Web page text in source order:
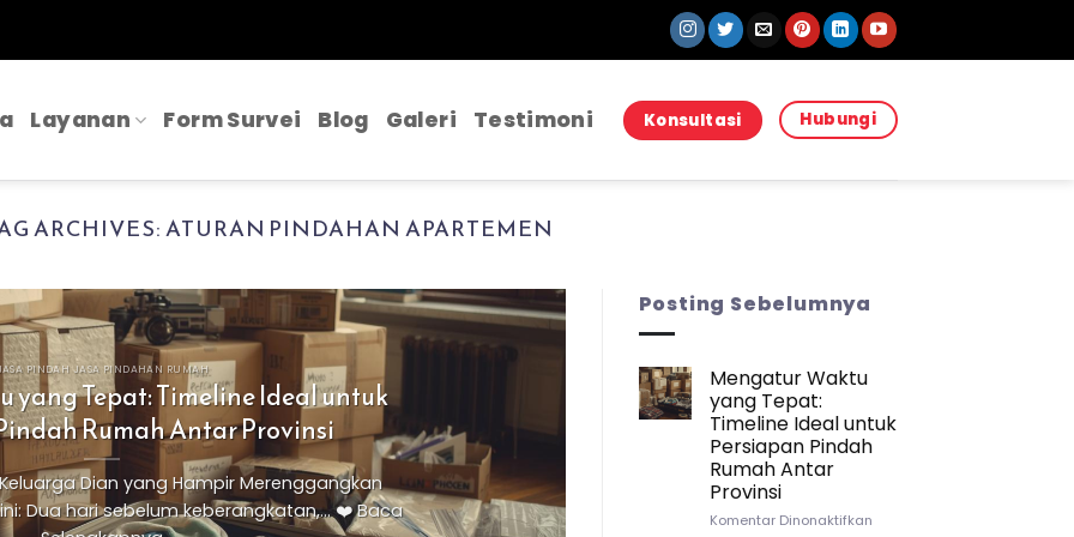
Layanan Form Survei Blog Galeri Testimoni Konsultasi Hubungi
ARCHIVES:ATURAN PINDAHAN APARTEMEN
PINDAH JASA PINDAHAN RUMAH
yang Tepat: Timeline Ideal untuk
Rumah Antar Provinsi
Dian yang Hampir Merenggangkan
Dua hari sebelum keberangkatan,... ❤️ Baca
Strategi Packing
Pindah Rumah
Sebuah Kisah Pembuka yang Mungkin
Posting Sebelumnya
Mengatur Waktu
yang Tepat:
Timeline Ideal untuk
Persiapan Pindah
Rumah Antar
Provinsi
Komentar Dinonaktifkanpada